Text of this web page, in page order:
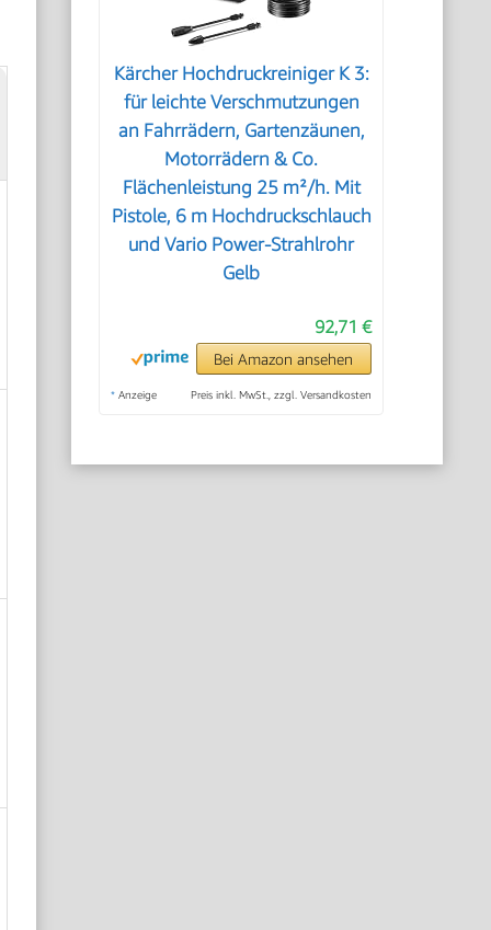
Kärcher Hochdruckreiniger K 3:
für leichte Verschmutzungen
an Fahrrädern, Gartenzäunen,
Motorrädern & Co.
Flächenleistung 25 m²/h. Mit
Pistole, 6 m Hochdruckschlauch
und Vario Power-Strahlrohr
Gelb
92,71 €
Bei Amazon ansehen
* Anzeige Preis inkl. MwSt., zzgl. Versandkosten